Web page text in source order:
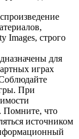
Images, строго
для
играх
При
Помните, что
источником